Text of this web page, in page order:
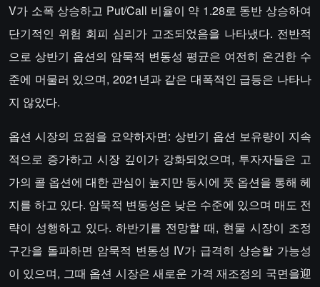
V가 소폭 상승하고 Put/Call 비율이 약 1.28로 동반 상승하여
단기적인 위험 회피 심리가 고조되었음을 나타냈다. 전반적
으로 상반기 옵션의 암묵적 변동성 평균은 여전히 온건한 수
준에 머물러 있으며, 2021년과 같은 대폭적인 급등은 나타나
지 않았다.
옵션 시장의 요점을 요약하자면: 상반기 옵션 보유량이 지속
적으로 증가하고 시장 깊이가 강화되었으며, 투자자들은 고
가의 콜 옵션에 대한 관심이 높지만 동시에 풋 옵션을 통해 헤
지를 하고 있다. 암묵적 변동성은 낮은 수준에 있으며 매도 전
략이 성행하고 있다. 하반기를 전망할 때, 현물 시장이 조정
구간을 돌파하면 암묵적 변동성 IV가 급격히 상승할 가능성
이 있으며, 그때 옵션 시장은 새로운 가격 재조정의 국면을迎